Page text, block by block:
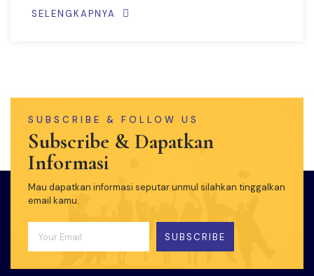
SELENGKAPNYA
SUBSCRIBE & FOLLOW US
Subscribe & Dapatkan
Informasi
Mau dapatkan informasi seputar unmul silahkan tinggalkan
email kamu.
SUBSCRIBE